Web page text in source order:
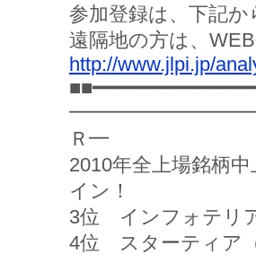
参加登録は、下記
遠隔地の方は、
http://www.jlpi.jp/
Ｒ━
2010年全上場銘柄
イン！
3位 インフォテリ
4位 スターティア